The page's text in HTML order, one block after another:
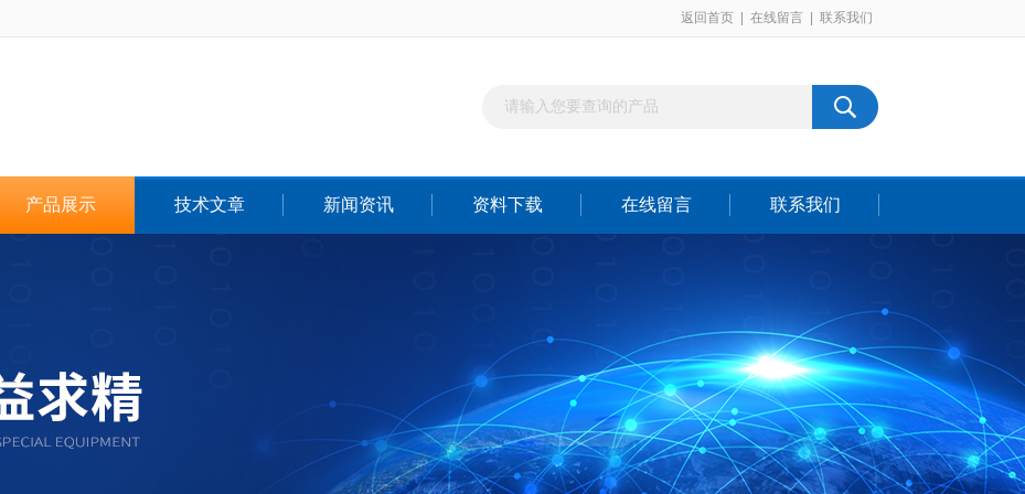
返回首页 在线留言 联系我们
产品展示 技术文章 新闻资讯 资料下载 在线留言 联系我们